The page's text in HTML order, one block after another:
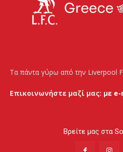
Τα πάντα γύρω από την Liverpool
Επικοινωνήστε μαζί μας: με
Βρείτε μας στα